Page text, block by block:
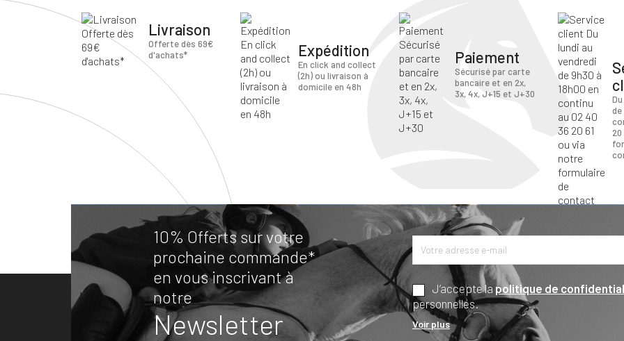
Livraison
Offerte dès 69€
d'achats*
Expédition
En click and collect
(2h) ou livraison à
domicile en 48h
Paiement
Sécurisé par carte
bancaire et en 2x,
3x, 4x, J+15 et J+30
de
20
10% Offerts sur votre
prochaine commande*
en vous inscrivant à
notre
Newsletter
J’accepte la politique de
personnelles.
Voir plus